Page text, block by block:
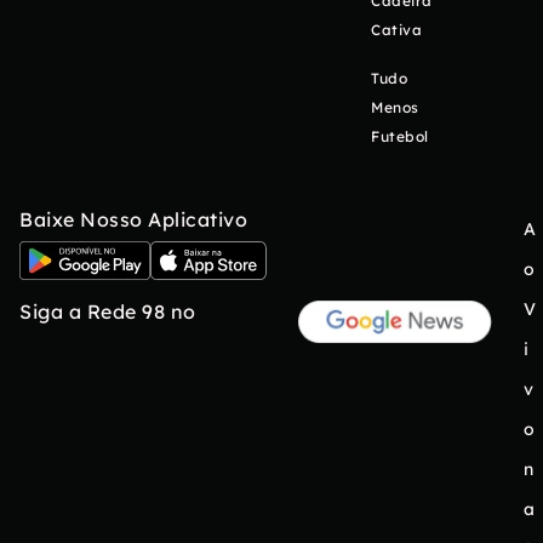
Cativa
Tudo
Menos
Futebol
Baixe Nosso Aplicativo
Siga a Rede 98 no
A
o
V
i
v
o
n
a